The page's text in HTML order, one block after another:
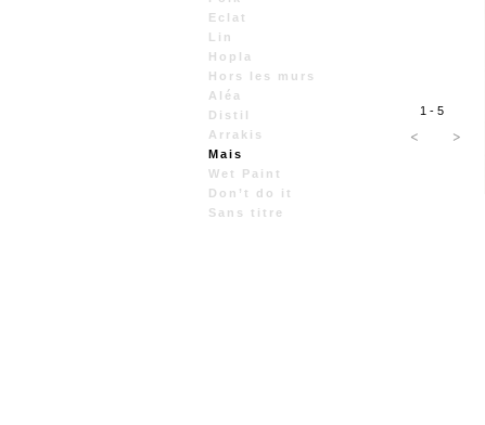
Eclat
Lin
Hopla
Hors les murs
Aléa
Distil
Arrakis
Mais
Wet Paint
Don’t do it
Sans titre
1 - 5
< >